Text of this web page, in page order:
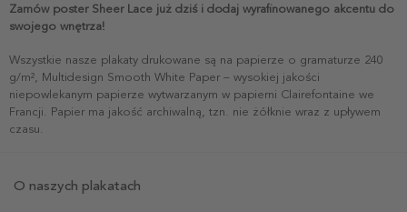
Zamów poster Sheer Lace już dziś i dodaj wyrafinowanego akcentu do
swojego wnętrza!
Wszystkie nasze plakaty drukowane są na papierze o gramaturze 240
g/m², Multidesign Smooth White Paper – wysokiej jakości
niepowlekanym papierze wytwarzanym w papierni Clairefontaine we
Francji. Papier ma jakość archiwalną, tzn. nie żółknie wraz z upływem
czasu.
O naszych plakatach